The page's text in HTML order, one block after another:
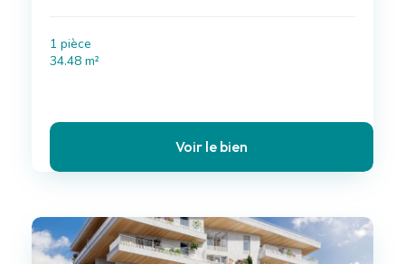
1 pièce
34.48 m²
Voir le bien